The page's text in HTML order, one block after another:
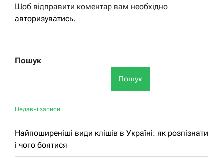
Щоб відправити коментар вам необхідно
авторизуватись.
Пошук
Пошук
Недавні записи
Найпоширеніші види кліщів в Україні: як розпізнати
і чого боятися